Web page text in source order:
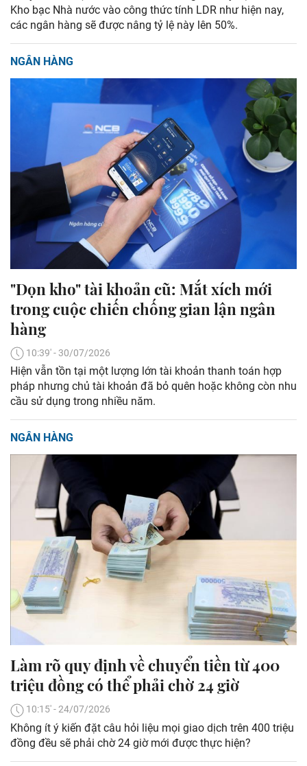
Kho bạc Nhà nước vào công thức tính LDR như hiện nay,
các ngân hàng sẽ được nâng tỷ lệ này lên 50%.
NGÂN HÀNG
"Dọn kho" tài khoản cũ: Mắt xích mới
trong cuộc chiến chống gian lận ngân
hàng
10:39' - 30/07/2026
Hiện vẫn tồn tại một lượng lớn tài khoản thanh toán hợp
pháp nhưng chủ tài khoản đã bỏ quên hoặc không còn nhu
cầu sử dụng trong nhiều năm.
NGÂN HÀNG
Làm rõ quy định về chuyển tiền từ 400
triệu đồng có thể phải chờ 24 giờ
10:15' - 24/07/2026
Không ít ý kiến đặt câu hỏi liệu mọi giao dịch trên 400 triệu
đồng đều sẽ phải chờ 24 giờ mới được thực hiện?